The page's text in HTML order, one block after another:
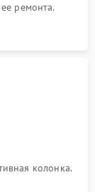
ремонта.
колонка.